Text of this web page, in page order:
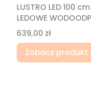
LUSTRO LED 100
LEDOWE
Cena
639,00 zł
Zobacz produkt